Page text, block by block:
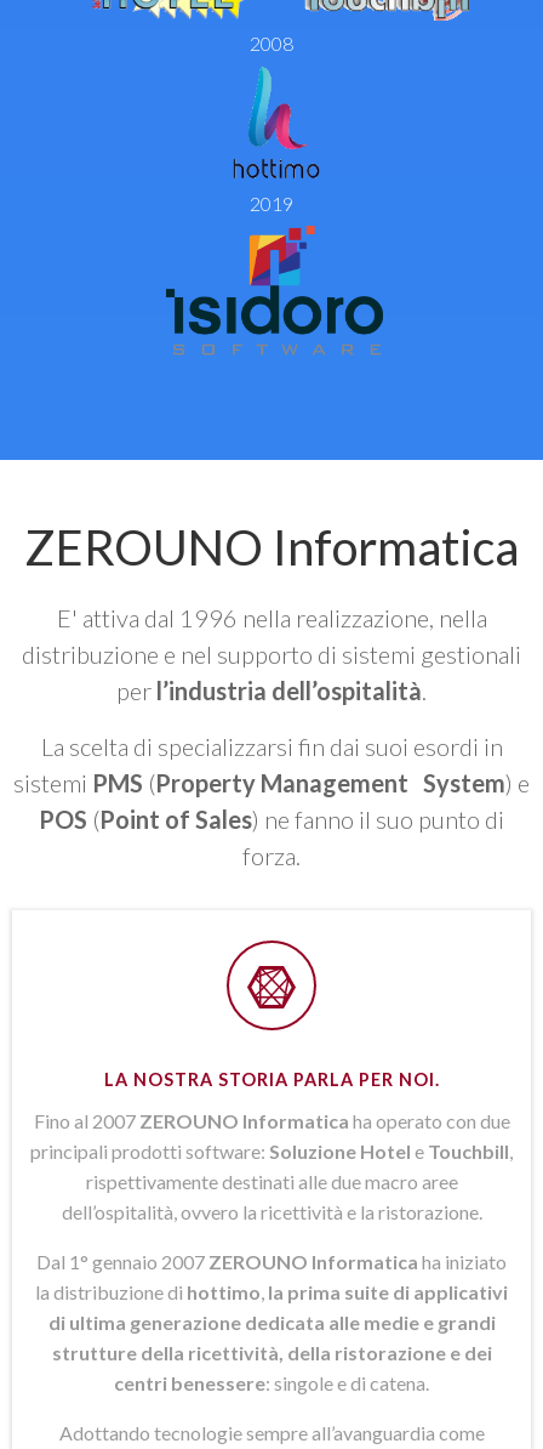
2008
2019
ZEROUNO Informatica
E' attiva dal 1996 nella realizzazione, nella
distribuzione e nel supporto di sistemi gestionali
per l’industria dell’ospitalità
La scelta di specializzarsi fin dai suoi esordi in
sistemi PMS (Property Management System) e
POS (Point of Sales) ne fanno il suo punto di
forza.
LA NOSTRA STORIA PARLA PER NOI.
Fino al 2007 ZEROUNO Informatica ha operato con due
principali prodotti software: Soluzione Hotel e Touchbill
rispettivamente destinati alle due macro aree
dell’ospitalità, ovvero la ricettività e la ristorazione.
Dal 1° gennaio 2007 ZEROUNO Informatica ha iniziato
la distribuzione di hottimo la prima suite di applicativi
di ultima generazione dedicata alle medie e grandi
strutture della ricettività, della ristorazione e dei
centri benessere: singole e di catena.
Adottando tecnologie sempre all’avanguardia come